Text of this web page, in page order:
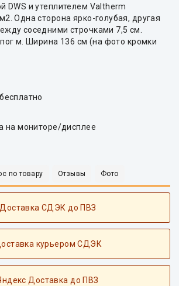
DWS и утеплителем Valtherm
Одна сторона ярко-голубая, другая
соседними строчками 7,5 см.
м. Ширина 136 см (на фото кромки
на мониторе/дисплее
по товару Отзывы Фото
Доставка СДЭК до ПВЗ
курьером СДЭК
Доставка до ПВЗ